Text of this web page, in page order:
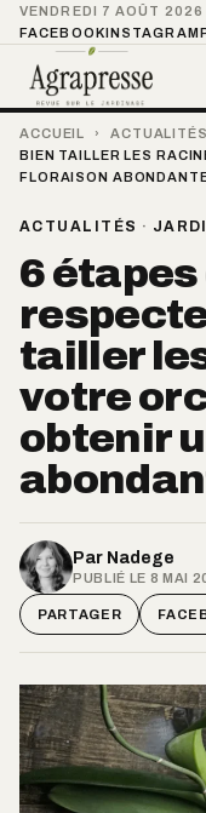
VENDREDI 7 AOÛT 2026
FACEBOOKINSTAGRAM
ACCUEIL › ACTUALITÉS
BIEN TAILLER LES
FLORAISON
ACTUALITÉS ·
6
tailler
votre
obtenir
Par Nadege
PUBLIÉ LE 8 MAI
PARTAGER